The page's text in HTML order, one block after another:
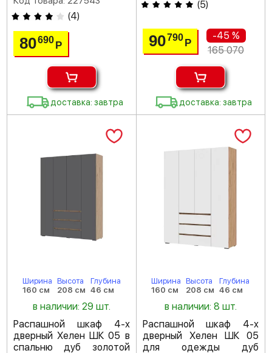
(4)
80690Р
доставка: завтра
(5)
90790 Р
-45 %
165 070
доставка: завтра
Ширина
160 см
Высота
208 см
Глубина
46 см
в наличии: 29 шт.
Распашной шкаф 4-х
дверный Хелен ШК 05 в
спальню дуб золотой
Ширина
160 см
Высота
208 см
Глубина
46 см
в наличии: 8 шт.
Распашной шкаф 4-х
дверный Хелен ШК 05
для одежды дуб